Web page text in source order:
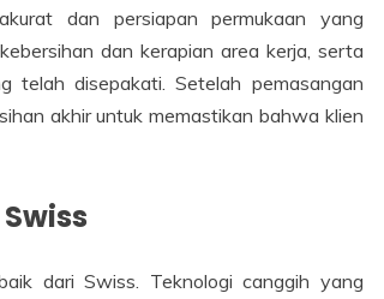
dan persiapan permukaan yang
dan kerapian area kerja, serta
telah disepakati. Setelah pemasangan
akhir untuk memastikan bahwa klien
dari Swiss. Teknologi canggih yang